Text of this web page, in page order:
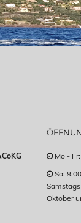
Mo -
Sa:
Oktober